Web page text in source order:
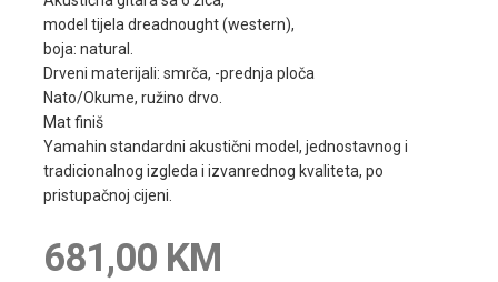
model tijela dreadnought (western),
boja: natural.
Drveni materijali: smrča, -prednja ploča
Nato/Okume, ružino drvo.
Mat finiš
Yamahin standardni akustični model, jednostavnog i
tradicionalnog izgleda i izvanrednog kvaliteta, po
pristupačnoj cijeni.
681,00 KM